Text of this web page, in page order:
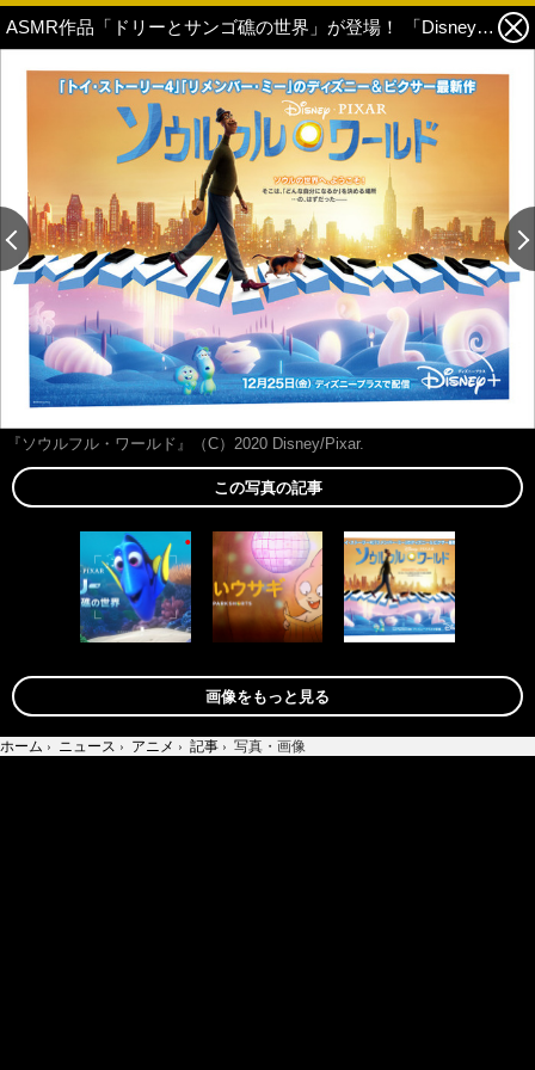
ASMR作品「ドリーとサンゴ礁の世界」が登場！ 「Disney+」配信ラインナップが一挙発表 3枚目の写真・画像
『ソウルフル・ワールド』（C）2020 Disney/Pixar.
この写真の記事
画像をもっと見る
ホーム › ニュース › アニメ › 記事 › 写真・画像